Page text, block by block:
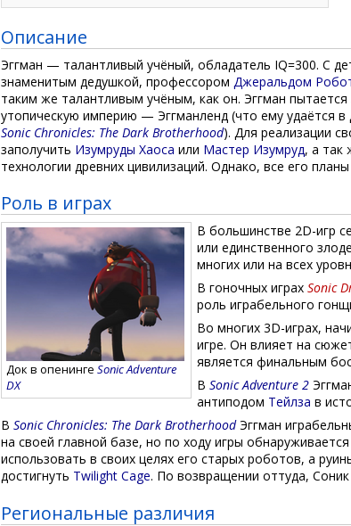
Описание
Эггман — талантливый учёный, обладатель IQ=300. С
знаменитым дедушкой, профессором Джеральдом
таким же талантливым учёным, как он. Эггман
утопическую империю — Эггманленд (что ему удаётся в
Sonic Chronicles: The Dark Brotherhood). Для реализации
заполучить Изумруды Хаоса или Мастер Изумруд, а так
технологии древних цивилизаций. Однако, все его
Роль в играх
Док в опенинге Sonic Adventure
DX
В большинстве 2D-игр
или единственного
многих или на всех
В гоночных играх Sonic
роль играбельного
Во многих 3D-играх,
игре. Он влияет на
является финальным
В Sonic Adventure 2
антиподом Тейлза в
В Sonic Chronicles: The Dark BrotherhoodЭггман
на своей главной базе, но по ходу игры
использовать в своих целях его старых роботов, а
достигнуть Twilight Cage. По возвращении оттуда,
Региональные различия